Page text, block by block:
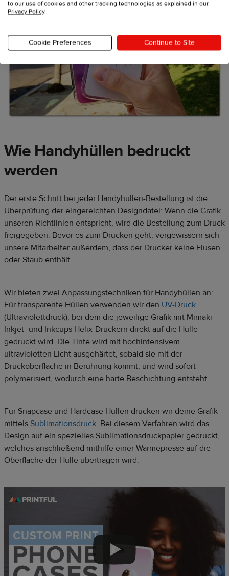
Wie Handyhüllen bedruckt
werden
Der erste Schritt bei jeder Handyhüllen-Bestellung ist die
Überprüfung der eingereichten Designdatei: Wenn die Grafik
unseren Richtlinien entspricht, wird die Bestellung zum Druck
freigegeben. Bevor es zum Drucken geht, vergewissern sich
unsere Mitarbeiter außerdem, dass der Drucker keine Flusen
oder Staub enthält.
Wir bieten zwei Anpassungstechniken für Handyhüllen an:
Für transparente Hüllen verwenden wir den UV-Druck
(Ultraviolettdruck), bei dem die jeweilige Grafik mit Mimaki
Inkjet- und Inkcups Helix-Druckern direkt auf die Hülle
gedruckt wird. Die Tinte wird mit hochintensivem
ultravioletten Licht ausgehärtet, sobald sie mit der
Druckoberfläche in Berührung kommt, und wird sofort
polymerisiert, wodurch eine harte Beschichtung entsteht.
Für Snapcase und Hardcase Hüllen drucken wir deine Grafik
mittels Sublimationsdruck. Bei diesem Verfahren wird das
Design auf ein spezielles Sublimationsdruckpapier gedruckt,
welches anschließend mithilfe einer Wärmepresse auf die
Oberfläche der Hülle übertragen wird.
to our use of cookies and other tracking technologies as explained in our
Privacy Policy.
Cookie Preferences Continue to Site